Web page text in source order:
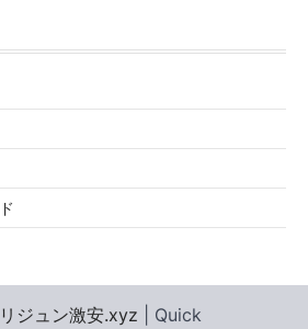
リジュン激安.xyz | Quick